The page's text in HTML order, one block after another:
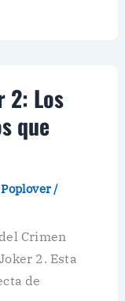
2: Los
que
Poplover/
Crimen
2. Esta
de